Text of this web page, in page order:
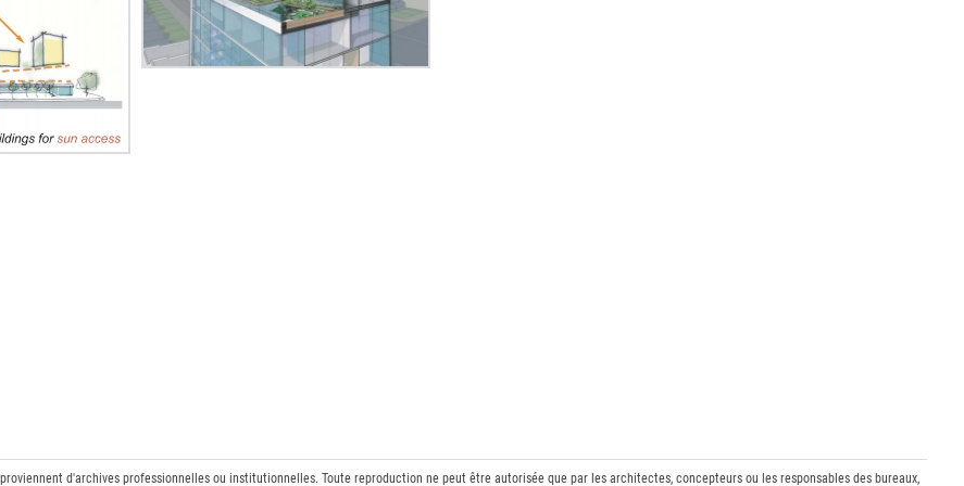
d'archives professionnelles ou institutionnelles. Toute reproduction ne peut être autorisée que par les architectes, concepteurs ou les responsables des bureaux,